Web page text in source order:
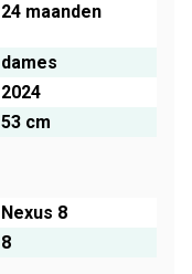
24 maanden
dames
2024
53 cm
Nexus 8
8